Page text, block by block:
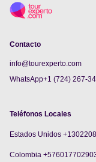
Contacto
info@tourexperto.com
WhatsApp+1 (724) 267-
Teléfonos Locales
Estados Unidos
Colombia